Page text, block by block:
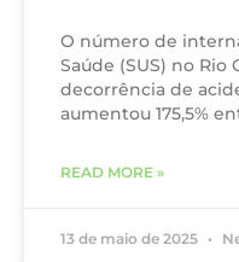
O número de
Saúde (SUS) no Rio
decorrência de
aumentou 175,5%
READ MORE »
13 de maio de 2025